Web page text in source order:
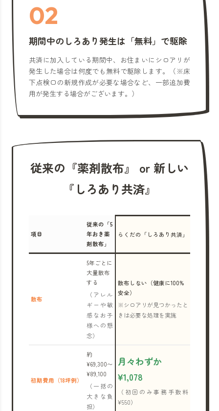
02
期間中のしろあり発生は「無料」で駆除
共済に加入している期間中、お住まいにシロアリが
発生した場合は何度でも無料で駆除します。（※床
下点検口の新規作成が必要な場合など、一部追加費
用が発生する場合がございます。）
従来の『薬剤散布』 or 新しい
『しろあり共済』
項目
従来の「5
年おき薬
剤散布」
らくだの「しろあり共済」
散布
5年ごとに
大量散布
する
（アレル
ギーや敏
感なお子
様への懸
念）
散布しない（健康に100%
安全）
※シロアリが見つかったと
きは必要な処理を実施
初期費用（18坪例）
約
¥69,300〜
¥89,100
（一括の
大きな負
担）
月々わずか
¥1,078
（初回のみ事務手数料
¥550）